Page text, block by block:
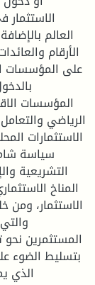
العالم
الأرقام
على المؤسسات
المؤسسات
الرياضي
الاستثمارات
سياسة
التشريعية
المناخ
الاستثمار، ومن
المستثمرين نحو
بتسليط الضوء
الذي